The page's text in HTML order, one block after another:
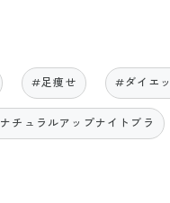
#足痩せ #ダイエ
チュラルアップナイトブラ